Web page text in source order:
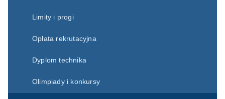
Limity i progi
Opłata rekrutacyjna
Dyplom technika
Olimpiady i konkursy